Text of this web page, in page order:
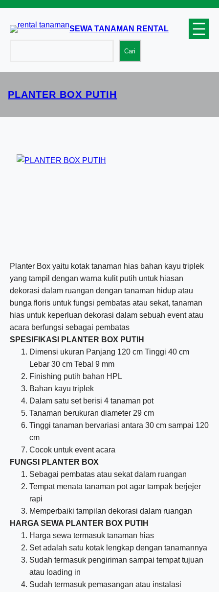
konten
SEWA TANAMAN RENTAL
Cari
PLANTER BOX PUTIH
Planter Box yaitu kotak tanaman hias bahan kayu triplek
yang tampil dengan warna kulit putih untuk hiasan
dekorasi dalam ruangan dengan tanaman hidup atau
bunga floris untuk fungsi pembatas atau sekat, tanaman
hias untuk keperluan dekorasi dalam sebuah event atau
acara berfungsi sebagai pembatas
SPESIFIKASI PLANTER BOX PUTIH
Dimensi ukuran Panjang 120 cm Tinggi 40 cm
Lebar 30 cm Tebal 9 mm
Finishing putih bahan HPL
Bahan kayu triplek
Dalam satu set berisi 4 tanaman pot
Tanaman berukuran diameter 29 cm
Tinggi tanaman bervariasi antara 30 cm sampai 120
cm
Cocok untuk event acara
FUNGSI PLANTER BOX
Sebagai pembatas atau sekat dalam ruangan
Tempat menata tanaman pot agar tampak berjejer
rapi
Memperbaiki tampilan dekorasi dalam ruangan
HARGA SEWA PLANTER BOX PUTIH
Harga sewa termasuk tanaman hias
Set adalah satu kotak lengkap dengan tanamannya
Sudah termasuk pengiriman sampai tempat tujuan
atau loading in
Sudah termasuk pemasangan atau instalasi